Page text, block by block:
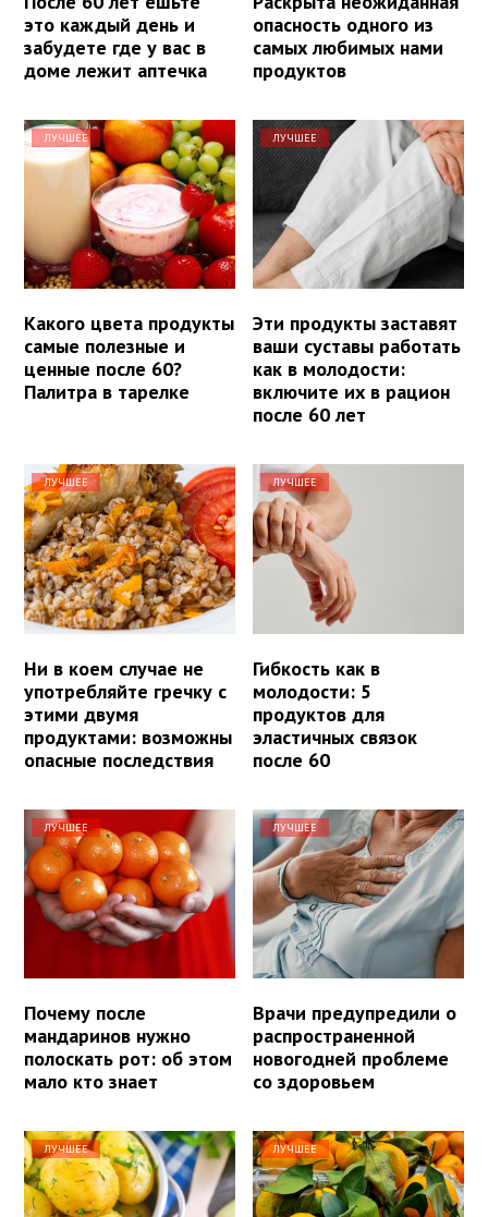
это каждый день и
забудете где у вас в
доме лежит аптечка
опасность одного из
самых любимых нами
продуктов
ЛУЧШЕЕ
Какого цвета продукты
самые полезные и
ценные после 60?
Палитра в тарелке
ЛУЧШЕЕ
Эти продукты заставят
ваши суставы работать
как в молодости:
включите их в рацион
после 60 лет
ЛУЧШЕЕ
Ни в коем случае не
употребляйте гречку с
этими двумя
продуктами: возможны
опасные последствия
ЛУЧШЕЕ
Гибкость как в
молодости: 5
продуктов для
эластичных связок
после 60
ЛУЧШЕЕ
Почему после
мандаринов нужно
полоскать рот: об этом
мало кто знает
ЛУЧШЕЕ
Врачи предупредили о
распространенной
новогодней проблеме
со здоровьем
ЛУЧШЕЕ ЛУЧШЕЕ